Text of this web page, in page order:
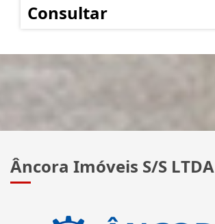
Consultar
Âncora Imóveis S/S LTDA